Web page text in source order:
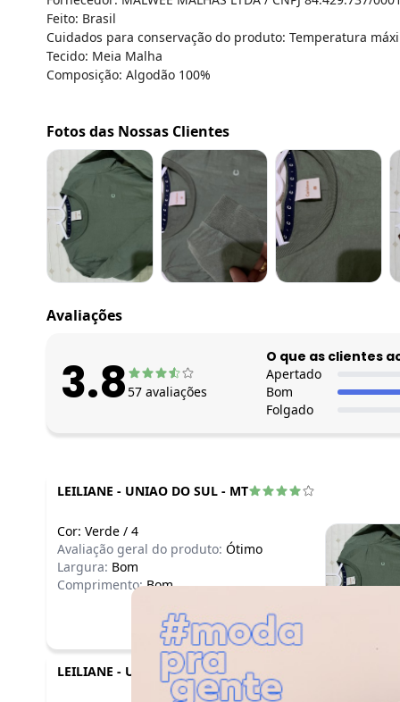
Feito: Brasil
Cuidados para conservação do produto: Temperatura
Tecido: Meia Malha
Composição: Algodão 100%
Fotos das Nossas Clientes
Avaliações
3.857 avaliações
O que as clientes
Apertado
Bom
Folgado
LEILIANE - UNIAO DO SUL - MT
Cor: Verde / 4
Avaliação geral do produto: Ótimo
Largura: Bom
Comprimento:Bom
LEILIANE - UNIAO DO SUL - MT